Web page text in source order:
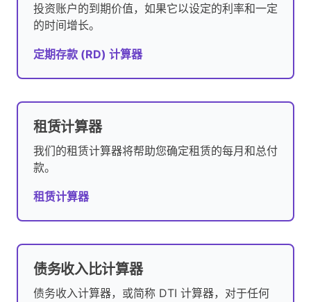
投资账户的到期价值，如果它以设定的利率和一定
的时间增长。
定期存款 (RD) 计算器
租赁计算器
我们的租赁计算器将帮助您确定租赁的每月和总付
款。
租赁计算器
债务收入比计算器
债务收入计算器，或简称 DTI 计算器，对于任何